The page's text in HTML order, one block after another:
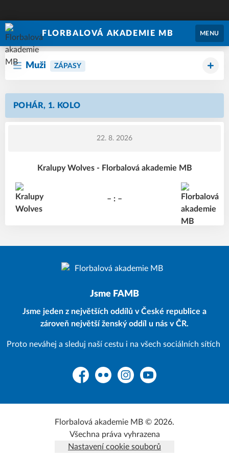
FLORBALOVÁ AKADEMIE MB MENU
Muži ZÁPASY
POHÁR, 1. KOLO
22. 8. 2026
Kralupy Wolves - Florbalová akademie MB
– : –
Jsme FAMB
Jsme jeden z největších oddílů v České republice a
zároveň největší ženský oddíl u nás v ČR.
Proto neváhej a sleduj naší cestu i na všech sociálních sítích
FacebookFlickr InstagramYouTube
Florbalová akademie MB © 2026.
Všechna práva vyhrazena
Nastavení cookie souborů